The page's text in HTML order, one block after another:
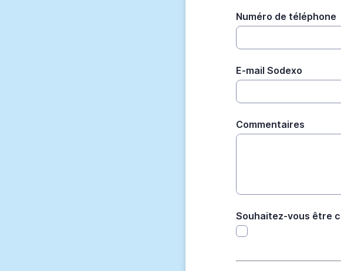
Numéro de téléphone
E-mail Sodexo
Commentaires
Souhaitez-vous être
*